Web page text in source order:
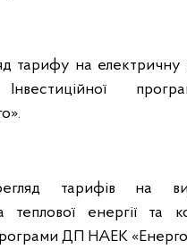
тарифу на електричну
Інвестиційної
тарифів на
теплової енергії та
ДП НАЕК